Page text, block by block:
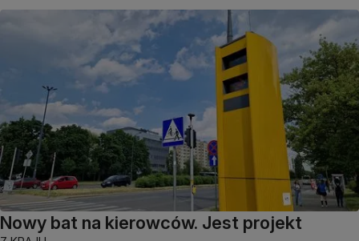
Nowy bat na kierowców. Jest projekt